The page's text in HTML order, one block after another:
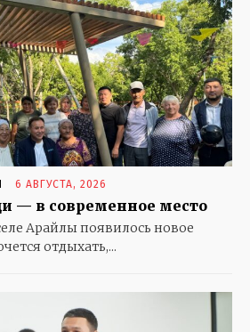
АЛЬБОМ
ДЕРЖИСЬ, ШОФЕР
И НЕ ТОЛЬКО
6 АВГУСТА, 2026
— в современное место
Арайлы появилось новое
отдыхать,...